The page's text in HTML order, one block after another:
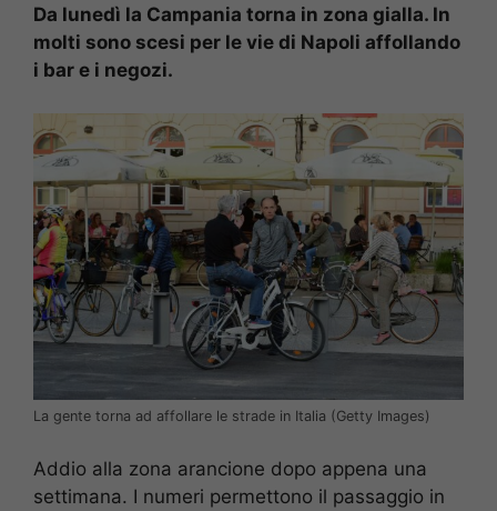
Da lunedì la Campania torna in zona gialla. In
molti sono scesi per le vie di Napoli affollando
i bar e i negozi.
La gente torna ad affollare le strade in Italia (Getty Images)
Addio alla zona arancione dopo appena una
settimana. I numeri permettono il passaggio in